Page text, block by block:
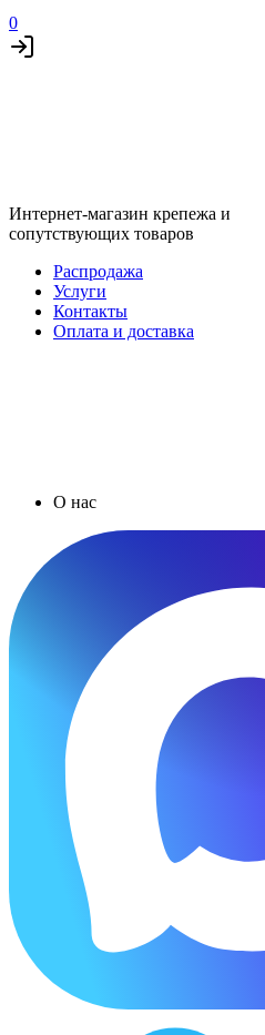
0
Интернет-магазин крепежа и
сопутствующих товаров
Распродажа
Услуги
Контакты
Оплата и доставка
О нас